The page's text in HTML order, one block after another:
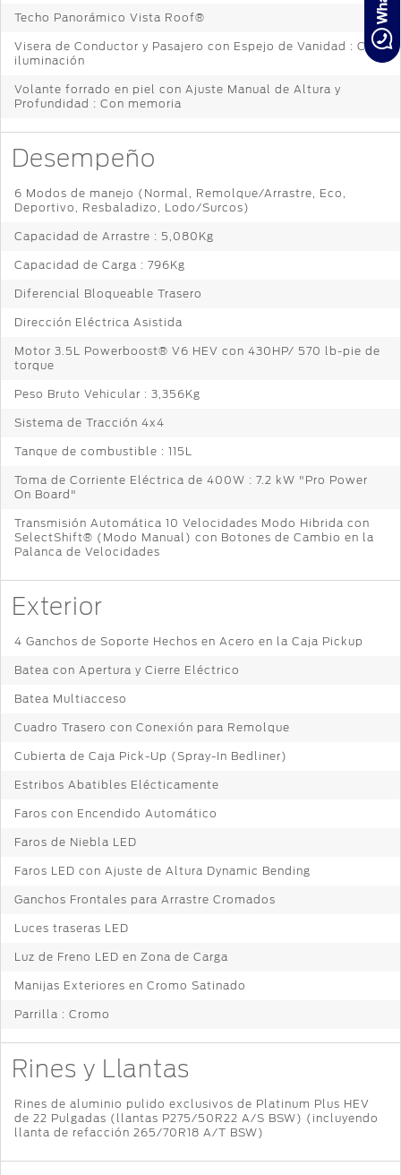
Techo Panorámico Vista Roof®
Visera de Conductor y Pasajero con Espejo de Vanidad : Con
iluminación
Volante forrado en piel con Ajuste Manual de Altura y
Profundidad : Con memoria
Desempeño
6 Modos de manejo (Normal, Remolque/Arrastre, Eco,
Deportivo, Resbaladizo, Lodo/Surcos)
Capacidad de Arrastre : 5,080Kg
Capacidad de Carga : 796Kg
Diferencial Bloqueable Trasero
Dirección Eléctrica Asistida
Motor 3.5L Powerboost® V6 HEV con 430HP/ 570 lb-pie de
torque
Peso Bruto Vehicular : 3,356Kg
Sistema de Tracción 4x4
Tanque de combustible : 115L
Toma de Corriente Eléctrica de 400W : 7.2 kW "Pro Power
On Board"
Transmisión Automática 10 Velocidades Modo Hibrida con
SelectShift® (Modo Manual) con Botones de Cambio en la
Palanca de Velocidades
Exterior
4 Ganchos de Soporte Hechos en Acero en la Caja Pickup
Batea con Apertura y Cierre Eléctrico
Batea Multiacceso
Cuadro Trasero con Conexión para Remolque
Cubierta de Caja Pick-Up (Spray-In Bedliner)
Estribos Abatibles Elécticamente
Faros con Encendido Automático
Faros de Niebla LED
Faros LED con Ajuste de Altura Dynamic Bending
Ganchos Frontales para Arrastre Cromados
Luces traseras LED
Luz de Freno LED en Zona de Carga
Manijas Exteriores en Cromo Satinado
Parrilla : Cromo
Rines y Llantas
Rines de aluminio pulido exclusivos de Platinum Plus HEV
de 22 Pulgadas (llantas P275/50R22 A/S BSW) (incluyendo
llanta de refacción 265/70R18 A/T BSW)